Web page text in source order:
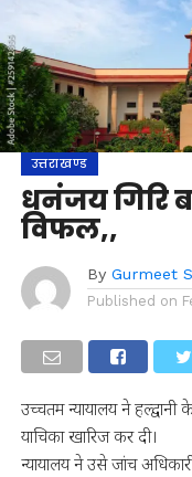
उत्तराखण्ड
धनंजय गिरि
विफल,,
By Gurmeet
Published on
उच्चतम न्यायालय ने
याचिका खारिज कर दी।
न्यायालय ने उसे जांच